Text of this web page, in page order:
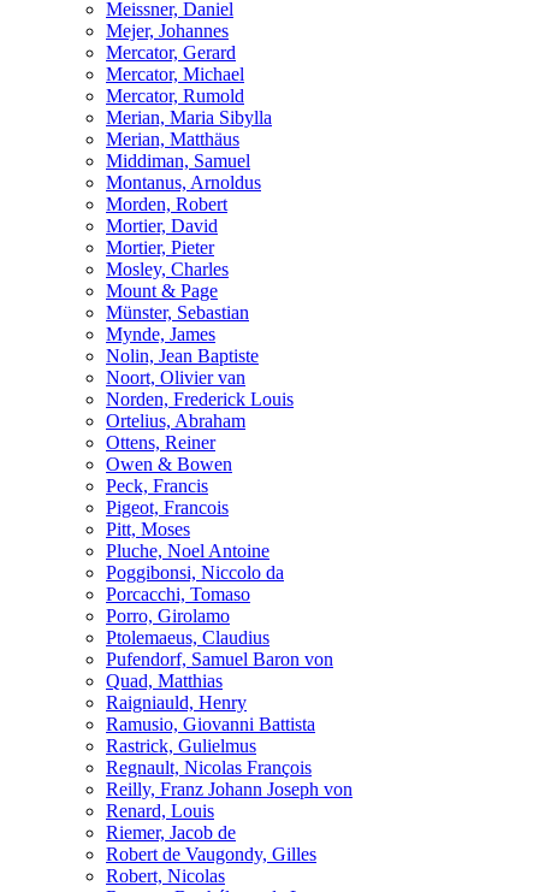
Meissner, Daniel
Mejer, Johannes
Mercator, Gerard
Mercator, Michael
Mercator, Rumold
Merian, Maria Sibylla
Merian, Matthäus
Middiman, Samuel
Montanus, Arnoldus
Morden, Robert
Mortier, David
Mortier, Pieter
Mosley, Charles
Mount & Page
Münster, Sebastian
Mynde, James
Nolin, Jean Baptiste
Noort, Olivier van
Norden, Frederick Louis
Ortelius, Abraham
Ottens, Reiner
Owen & Bowen
Peck, Francis
Pigeot, Francois
Pitt, Moses
Pluche, Noel Antoine
Poggibonsi, Niccolo da
Porcacchi, Tomaso
Porro, Girolamo
Ptolemaeus, Claudius
Pufendorf, Samuel Baron von
Quad, Matthias
Raigniauld, Henry
Ramusio, Giovanni Battista
Rastrick, Gulielmus
Regnault, Nicolas François
Reilly, Franz Johann Joseph von
Renard, Louis
Riemer, Jacob de
Robert de Vaugondy, Gilles
Robert, Nicolas